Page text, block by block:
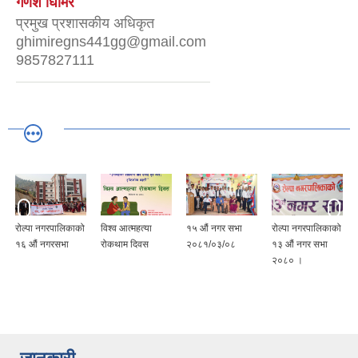
प्रमुख प्रशासकीय अधिकृत
ghimiregns441gg@gmail.com
9857827111
रोल्पा नगरपालिकाको
१६ औं नगरसभा
विश्व आत्महत्या
रोकथाम दिवस
१५ ‍औं नगर सभा
२०८१/०३/०८
रोल्पा नगरपालिकाको
१३ औं नगर सभा
२०८० ।